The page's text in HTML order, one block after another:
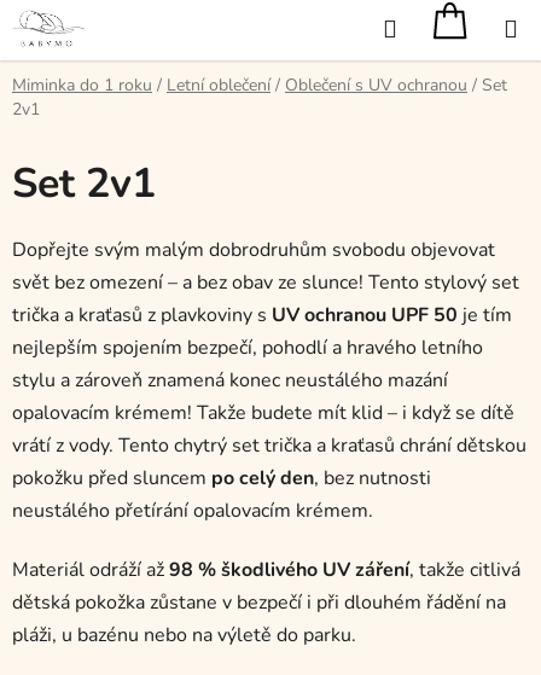
Přejít
obsah
Hledat
Miminka do 1 roku / Letní oblečení / Oblečení s UV ochranou / Set
2v1
Set 2v1
Dopřejte svým malým dobrodruhům svobodu objevovat
svět bez omezení – a bez obav ze slunce! Tento stylový set
trička a kraťasů z plavkoviny s UV ochranou UPF 50 je tím
nejlepším spojením bezpečí, pohodlí a hravého letního
stylu a zároveň znamená konec neustálého mazání
opalovacím krémem! Takže budete mít klid – i když se dítě
vrátí z vody. Tento chytrý set trička a kraťasů chrání dětskou
pokožku před sluncem po celý den, bez nutnosti
neustálého přetírání opalovacím krémem.
Materiál odráží až98 % škodlivého UV záření, takže citlivá
dětská pokožka zůstane v bezpečí i při dlouhém řádění na
pláži, u bazénu nebo na výletě do parku.